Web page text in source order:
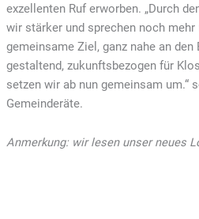
exzellenten Ruf erworben. „Durch
wir stärker und sprechen noch mehr
gemeinsame Ziel, ganz nahe an den
gestaltend, zukunftsbezogen für
setzen wir ab nun gemeinsam um.“
Gemeinderäte.
Anmerkung: wir lesen unser neues